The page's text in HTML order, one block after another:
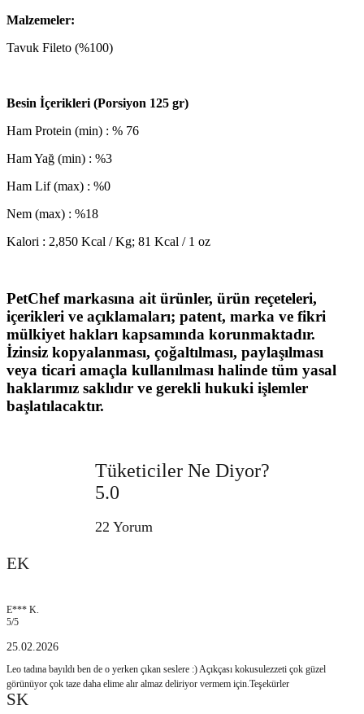
Malzemeler:
Tavuk Fileto (%100)
Besin İçerikleri (Porsiyon 125 gr)
Ham Protein (min) : % 76
Ham Yağ (min) : %3
Ham Lif (max) : %0
Nem (max) : %18
Kalori : 2,850 Kcal / Kg; 81 Kcal / 1 oz
PetChef markasına ait ürünler, ürün reçeteleri,
içerikleri ve açıklamaları; patent, marka ve fikri
mülkiyet hakları kapsamında korunmaktadır.
İzinsiz kopyalanması, çoğaltılması, paylaşılması
veya ticari amaçla kullanılması halinde tüm yasal
haklarımız saklıdır ve gerekli hukuki işlemler
başlatılacaktır.
Tüketiciler Ne Diyor?
5.0
22 Yorum
EK
E*** K.
5/5
25.02.2026
Leo tadına bayıldı ben de o yerken çıkan seslere :) Açıkçası kokusulezzeti çok güzel
görünüyor çok taze daha elime alır almaz deliriyor vermem için.Teşekürler
SK